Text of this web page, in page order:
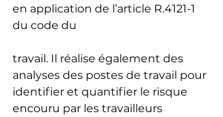
en application de l’article R.4121-1
du code du
travail. Il réalise également des
analyses des postes de travail pour
identifier et quantifier le risque
encouru par les travailleurs